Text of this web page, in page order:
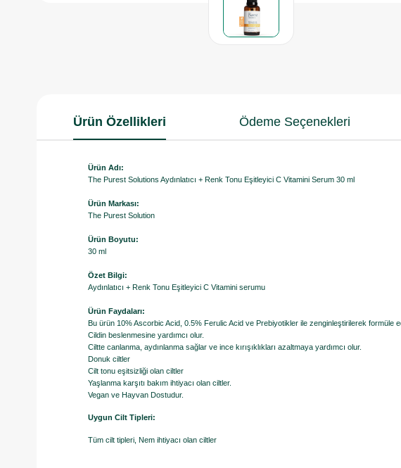
Ürün Özellikleri Ödeme Seçenekleri
Ürün Adı:
The Purest Solutions Aydınlatıcı + Renk Tonu Eşitleyici C Vitamini Serum 30 ml
Ürün Markası:
The Purest Solution
Ürün Boyutu:
30 ml
Özet Bilgi:
Aydınlatıcı + Renk Tonu Eşitleyici C Vitamini serumu
Ürün Faydaları:
Bu ürün 10% Ascorbic Acid, 0.5% Ferulic Acid ve Prebiyotikler ile zenginleştirilerek formüle
Cildin beslenmesine yardımcı olur.
Ciltte canlanma, aydınlanma sağlar ve ince kırışıklıkları azaltmaya yardımcı olur.
Donuk ciltler
Cilt tonu eşitsizliği olan ciltler
Yaşlanma karşıtı bakım ihtiyacı olan ciltler.
Vegan ve Hayvan Dostudur.
Uygun Cilt Tipleri:
Tüm cilt tipleri, Nem ihtiyacı olan ciltler